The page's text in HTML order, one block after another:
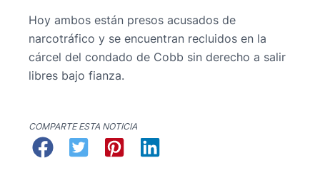
Hoy ambos están presos acusados de
narcotráfico y se encuentran recluidos en la
cárcel del condado de Cobb sin derecho a salir
libres bajo fianza.
COMPARTE ESTA NOTICIA